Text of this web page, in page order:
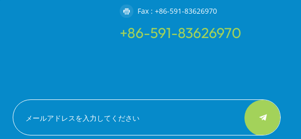
Fax : +86-591-83626970
+86-591-83626970